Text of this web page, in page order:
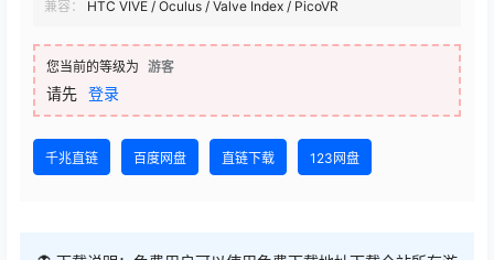
兼容：
HTC VIVE / Oculus / Valve Index / PicoVR
您当前的等级为 游客
请先 登录
千兆直链 百度网盘 直链下载 123网盘